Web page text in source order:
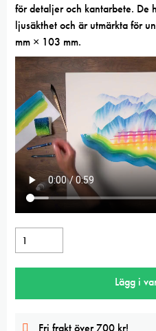
för detaljer och kantarbete. De
ljusäkthet och är utmärkta för
mm × 103 mm.
Vaxkrita
Jade
green
d
Lägg i